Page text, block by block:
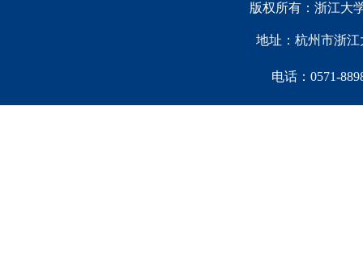
版权所有：浙江大
地址：杭州市浙江
电话：0571-